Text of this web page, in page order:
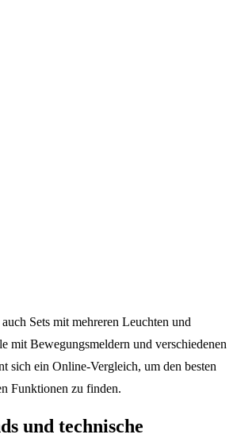
Sets mit mehreren Leuchten und
mit Bewegungsmeldern und verschiedenen
sich ein Online-Vergleich, um den besten
Funktionen zu finden.
und technische